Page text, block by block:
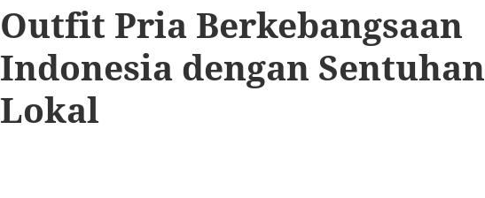
Outfit Pria Berkebangsaan
Indonesia dengan Sentuhan
Lokal